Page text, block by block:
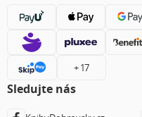
+ 17
Sledujte nás